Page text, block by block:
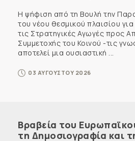
Η ψήφιση από τη Βουλή την
του νέου θεσμικού πλαισίου
τις Στρατηγικές Αγωγές προς
Συμμετοχής του Κοινού -τις
αποτελεί μια ουσιαστική ...
03 ΑΥΓΟΥΣΤΟΥ 2026
Βραβεία του
τη Δημοσιογραφία και